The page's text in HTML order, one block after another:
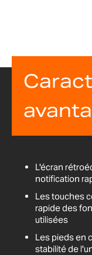
L'écran
notification
Les touches
rapide des
utilisées
Les pieds en
stabilité de